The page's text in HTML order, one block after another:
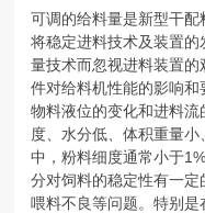
可调的给料量是新型干配
将稳定进料技术及装置
量技术而忽视进料装置
件对给料机性能的影响
物料液位的变化和进料
度、水分低、体积重量
中，粉料细度通常小于
分对饲料的稳定性有一定
喂料不良等问题。特别